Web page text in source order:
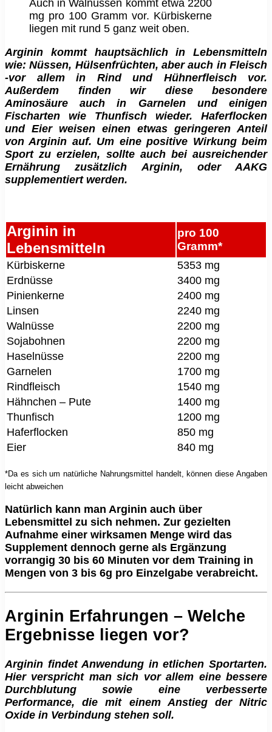
Auch in Walnüssen kommt etwa 2200
mg pro 100 Gramm vor. Kürbiskerne
liegen mit rund 5 ganz weit oben.
Arginin kommt hauptsächlich in Lebensmitteln
wie: Nüssen, Hülsenfrüchten, aber auch in Fleisch
-vor allem in Rind und Hühnerfleisch vor.
Außerdem finden wir diese besondere
Aminosäure auch in Garnelen und einigen
Fischarten wie Thunfisch wieder. Haferflocken
und Eier weisen einen etwas geringeren Anteil
von Arginin auf. Um eine positive Wirkung beim
Sport zu erzielen, sollte auch bei ausreichender
Ernährung zusätzlich Arginin, oder AAKG
supplementiert werden.
Arginin in
Lebensmitteln
pro 100
Gramm*
Kürbiskerne
5353 mg
Erdnüsse
3400 mg
Pinienkerne
2400 mg
Linsen
2240 mg
Walnüsse
2200 mg
Sojabohnen
2200 mg
Haselnüsse
2200 mg
Garnelen
1700 mg
Rindfleisch
1540 mg
Hähnchen – Pute
1400 mg
Thunfisch
1200 mg
Haferflocken
850 mg
Eier
840 mg
*Da es sich um natürliche Nahrungsmittel handelt, können diese Angaben
leicht abweichen
Natürlich kann man Arginin auch über
Lebensmittel zu sich nehmen. Zur gezielten
Aufnahme einer wirksamen Menge wird das
Supplement dennoch gerne als Ergänzung
vorrangig 30 bis 60 Minuten vor dem Training in
Mengen von 3 bis 6g pro Einzelgabe verabreicht.
Arginin Erfahrungen – Welche
Ergebnisse liegen vor?
Arginin findet Anwendung in etlichen Sportarten.
Hier verspricht man sich vor allem eine bessere
Durchblutung sowie eine verbesserte
Performance, die mit einem Anstieg der Nitric
Oxide in Verbindung stehen soll.